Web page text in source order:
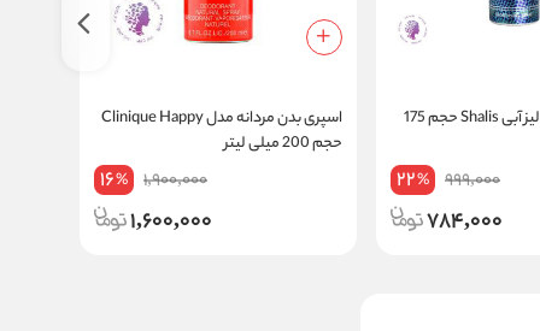
اسپری مردانه شالیز آبی Shalis حجم 175
999,000
22%
784,000
اسپری بدن مردانه مدل Clinique Happy
حجم 200 میلی لیتر
1,900,000
16%
1,600,000